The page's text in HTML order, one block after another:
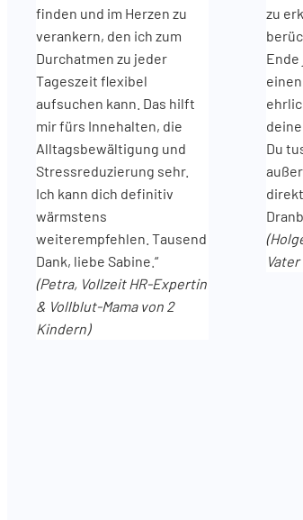
finden und im Herzen zu
verankern, den ich zum
Durchatmen zu jeder
Tageszeit flexibel
aufsuchen kann. Das hilft
mir fürs Innehalten, die
Alltagsbewältigung und
Stressreduzierung sehr.
Ich kann dich definitiv
wärmstens
weiterempfehlen. Tausend
Dank, liebe Sabine.“
(Petra, Vollzeit HR-Expertin
& Vollblut-Mama von 2
Kindern)
zu
Du